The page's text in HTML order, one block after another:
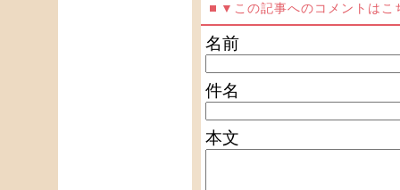
▼この記事へのコメントはこ
名前
件名
本文